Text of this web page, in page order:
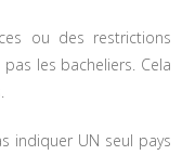
ou des restrictions
les bacheliers. Cela
indiquer UN seul pays